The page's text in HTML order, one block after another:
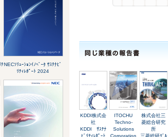
ﾃNECｿﾘｭｰｼｮﾝｲﾉﾍﾞｰﾀ ｻｽﾃﾅﾋﾞ
ﾘﾃｨﾚﾎﾟｰﾄ 2024
KDDI株式会
社
KDDI ｻｽﾃﾅ
ﾋﾞﾘﾃｨﾚﾎﾟｰﾄ
ITOCHU
Techno-
Solutions
Corporation
株式会社三
菱総合研究
所
三菱総研ｸﾞﾙ